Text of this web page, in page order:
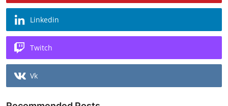
Linkedin
Twitch
Vk